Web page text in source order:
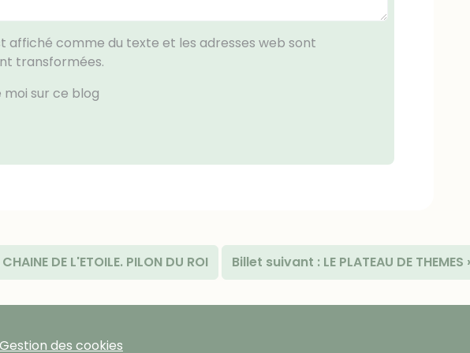
affiché comme du texte et les adresses web sont
transformées.
moi sur ce blog
DE L'ETOILE. PILON DU ROI Billet suivant : LE PLATEAU DE THEMES
Gestion des cookies